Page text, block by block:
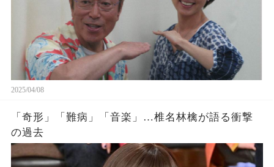
2025/04/08
「奇形」「難病」「音楽」…椎名林檎が語る衝撃
の過去